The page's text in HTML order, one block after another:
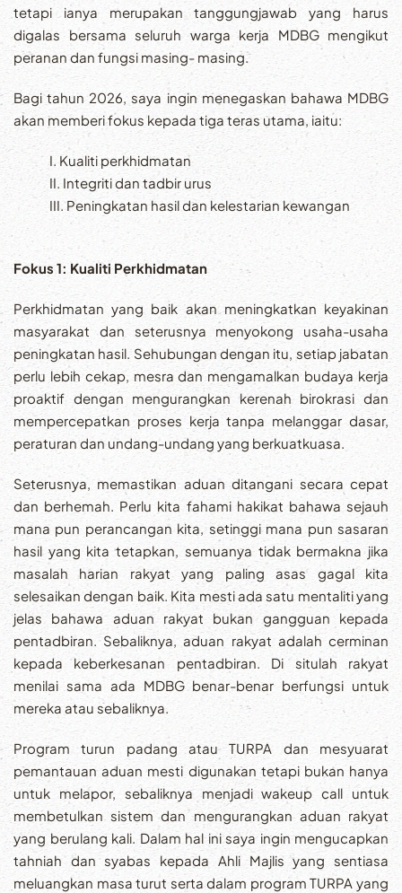
tetapi ianya merupakan tanggungjawab yang harus
digalas bersama seluruh warga kerja MDBG mengikut
peranan dan fungsi masing- masing.
Bagi tahun 2026, saya ingin menegaskan bahawa MDBG
akan memberi fokus kepada tiga teras utama, iaitu:
I. Kualiti perkhidmatan
II. Integriti dan tadbir urus
III. Peningkatan hasil dan kelestarian kewangan
Fokus 1: Kualiti Perkhidmatan
Perkhidmatan yang baik akan meningkatkan keyakinan
masyarakat dan seterusnya menyokong usaha-usaha
peningkatan hasil. Sehubungan dengan itu, setiap jabatan
perlu lebih cekap, mesra dan mengamalkan budaya kerja
proaktif dengan mengurangkan kerenah birokrasi dan
mempercepatkan proses kerja tanpa melanggar dasar,
peraturan dan undang-undang yang berkuatkuasa.
Seterusnya, memastikan aduan ditangani secara cepat
dan berhemah. Perlu kita fahami hakikat bahawa sejauh
mana pun perancangan kita, setinggi mana pun sasaran
hasil yang kita tetapkan, semuanya tidak bermakna jika
masalah harian rakyat yang paling asas gagal kita
selesaikan dengan baik. Kita mesti ada satu mentaliti yang
jelas bahawa aduan rakyat bukan gangguan kepada
pentadbiran. Sebaliknya, aduan rakyat adalah cerminan
kepada keberkesanan pentadbiran. Di situlah rakyat
menilai sama ada MDBG benar-benar berfungsi untuk
mereka atau sebaliknya.
Program turun padang atau TURPA dan mesyuarat
pemantauan aduan mesti digunakan tetapi bukan hanya
untuk melapor, sebaliknya menjadi wakeup call untuk
membetulkan sistem dan mengurangkan aduan rakyat
yang berulang kali. Dalam hal ini saya ingin mengucapkan
tahniah dan syabas kepada Ahli Majlis yang sentiasa
meluangkan masa turut serta dalam program TURPA yang